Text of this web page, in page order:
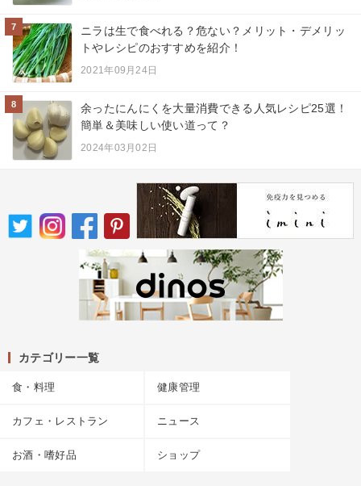
7
ニラは生で食べれる？危ない？メリット・デメリッ
トやレシピのおすすめを紹介！
2021年09月24日
8
余ったにんにくを大量消費できる人気レシピ25選！
簡単＆美味しい使い道って？
2024年03月02日
カテゴリー一覧
食・料理 健康管理
カフェ・レストラン ニュース
お酒・嗜好品 ショップ